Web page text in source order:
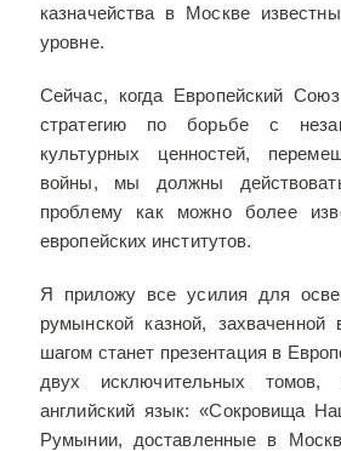
казначейства в Москве
уровне.
Сейчас, когда Европейский
стратегию по борьбе с
культурных ценностей,
войны, мы должны
проблему как можно более
европейских институтов.
Я приложу все усилия для
румынской казной,
шагом станет презентация в
двух исключительных томов,
английский язык: «Сокровища
Румынии, доставленные в